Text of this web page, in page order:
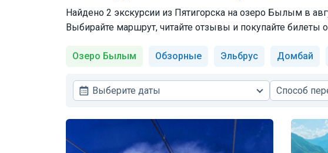
Найдено 2 экскурсии из Пятигорска на озеро Былым в
Выбирайте маршрут, читайте отзывы и покупайте билеты
Озеро Былым Обзорные Эльбрус Домбай
Выберите даты Способ